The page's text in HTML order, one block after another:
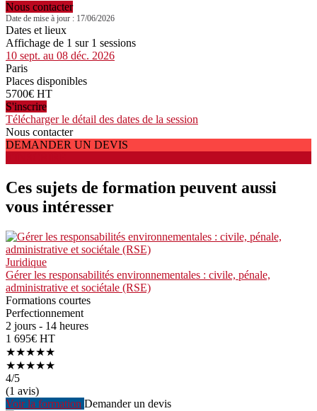
Nous contacter
Date de mise à jour : 17/06/2026
Dates et lieux
Affichage de 1 sur 1 sessions
10 sept. au 08 déc. 2026
Paris
Places disponibles
5700€ HT
S'inscrire
Télécharger le détail des dates de la session
Nous contacter
DEMANDER UN DEVIS
Ces sujets de formation peuvent aussi
vous intéresser
Juridique
Gérer les responsabilités environnementales : civile, pénale,
administrative et sociétale (RSE)
Formations courtes
Perfectionnement
2 jours - 14 heures
1 695€ HT
★★★★★
★★★★★
4/5
(1 avis)
Voir la formation Demander un devis